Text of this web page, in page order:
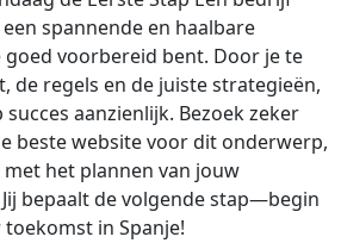
spannende en haalbare
goed voorbereid bent. Door je te
de regels en de juiste strategieën,
aanzienlijk. Bezoek zeker
beste website voor dit onderwerp,
het plannen van jouw
bepaalt de volgende stap—begin
in Spanje!